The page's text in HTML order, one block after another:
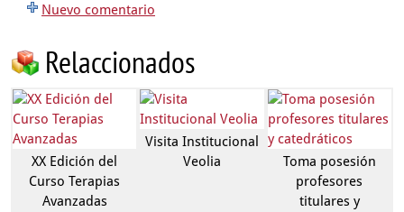
Nuevo comentario
Relaccionados
XX Edición del
Curso Terapias
Avanzadas
Visita Institucional
Veolia
Toma posesión
profesores
titulares y